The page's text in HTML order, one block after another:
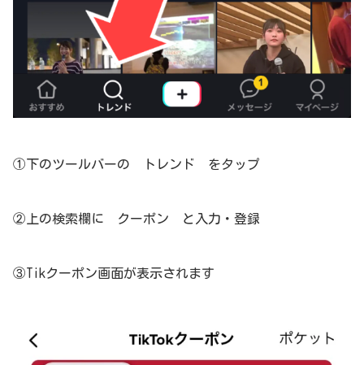
①下のツールバーの トレンド をタップ
②上の検索欄に クーポン と入力・登録
③Tikクーポン画面が表示されます